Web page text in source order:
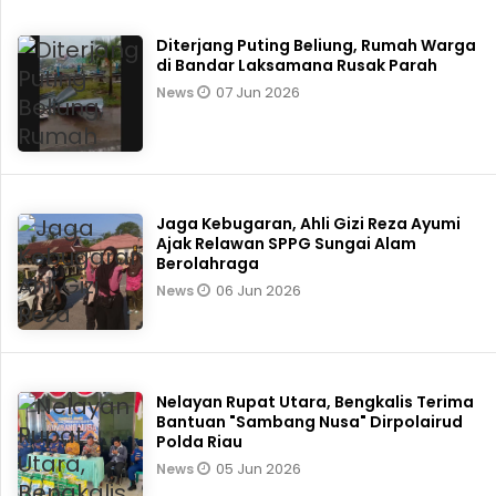
Diterjang Puting Beliung, Rumah Warga
di Bandar Laksamana Rusak Parah
News 07 Jun 2026
Jaga Kebugaran, Ahli Gizi Reza Ayumi
Ajak Relawan SPPG Sungai Alam
Berolahraga
News 06 Jun 2026
Nelayan Rupat Utara, Bengkalis Terima
Bantuan "Sambang Nusa" Dirpolairud
Polda Riau
News 05 Jun 2026